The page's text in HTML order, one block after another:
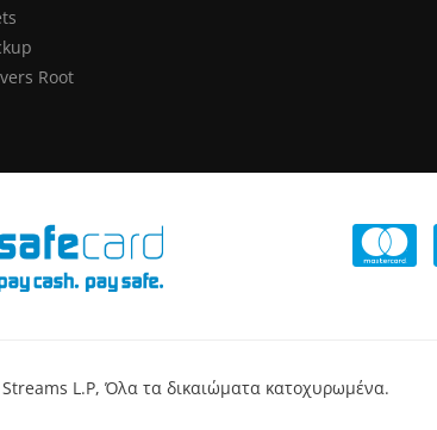
Root
L.P, Όλα τα δικαιώματα κατοχυρωμένα.